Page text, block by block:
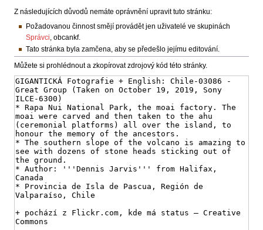
Jump
to
navigation
Jump
to
search
Z následujících důvodů nemáte oprávnění upravit tuto stránku:
Požadovanou činnost smějí provádět jen uživatelé ve skupinách
Správci , obcankf.
Tato stránka byla zamčena, aby se předešlo jejímu editování.
Můžete si prohlédnout a zkopírovat zdrojový kód této stránky.